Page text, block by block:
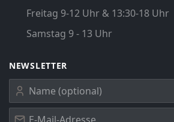
Freitag 9-12 Uhr & 13:30-18 Uhr
Samstag 9 - 13 Uhr
NEWSLETTER